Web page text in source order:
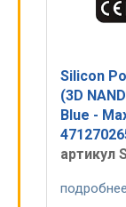
Silicon
(3D
Blue -
артикул
подробнее